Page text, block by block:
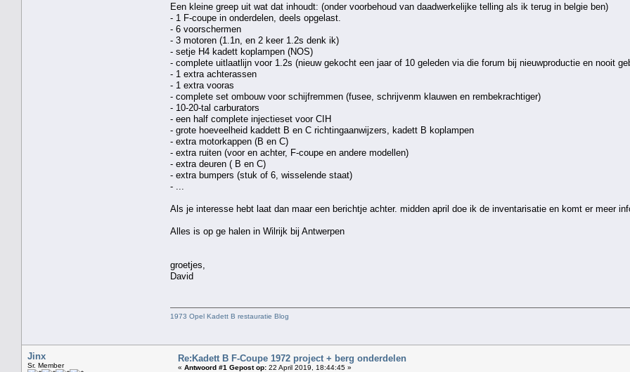
Een kleine greep uit wat dat inhoudt: (onder voorbehoud van daadwerkelijke telling als ik terug in belgie ben)
- 1 F-coupe in onderdelen, deels opgelast.
- 6 voorschermen
- 3 motoren (1.1n, en 2 keer 1.2s denk ik)
- setje H4 kadett koplampen (NOS)
- complete uitlaatlijn voor 1.2s (nieuw gekocht een jaar of 10 geleden via die forum bij nieuwproductie en nooit
- 1 extra achterassen
- 1 extra vooras
- complete set ombouw voor schijfremmen (fusee, schrijvenm klauwen en rembekrachtiger)
- 10-20-tal carburators
- een half complete injectieset voor CIH
- grote hoeveelheid kaddett B en C richtingaanwijzers, kadett B koplampen
- extra motorkappen (B en C)
- extra ruiten (voor en achter, F-coupe en andere modellen)
- extra deuren ( B en C)
- extra bumpers (stuk of 6, wisselende staat)
- ...
Als je interesse hebt laat dan maar een berichtje achter. midden april doe ik de inventarisatie en komt er meer
Alles is op ge halen in Wilrijk bij Antwerpen
groetjes,
David
1973 Opel Kadett B restauratie Blog
Jinx
Sr. Member
Re:Kadett B F-Coupe 1972 project + berg onderdelen
« Antwoord #1 Gepost op: 22 April 2019, 18:44:45 »